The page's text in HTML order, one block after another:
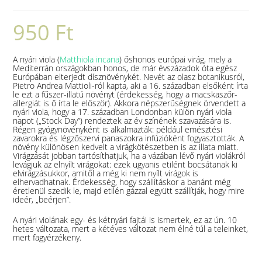
950 Ft
A nyári viola (Matthiola incana) őshonos európai virág, mely a
Mediterrán országokban honos, de már évszázadok óta egész
Európában elterjedt dísznövénykét. Nevét az olasz botanikusról,
Pietro Andrea Mattioli-ról kapta, aki a 16. században elsőként írta
le ezt a fűszer-illatú növényt (érdekesség, hogy a macskaszőr-
allergiát is ő írta le először). Akkora népszerűségnek örvendett a
nyári viola, hogy a 17. században Londonban külön nyári viola
napot („Stock Day”) rendeztek az év színének szavazására is.
Régen gyógynövényként is alkalmazták: például emésztési
zavarokra és légzőszervi panaszokra infúzióként fogyasztották. A
növény különösen kedvelt a virágkötészetben is az illata miatt.
Virágzását jobban tartósíthatjuk, ha a vázában lévő nyári violákról
levágjuk az elnyílt virágokat: ezek ugyanis etilént bocsátanak ki
elvirágzásukkor, amitől a még ki nem nyílt virágok is
elhervadhatnak. Érdekesség, hogy szállításkor a banánt még
éretlenül szedik le, majd etilén gázzal együtt szállítják, hogy mire
ideér, „beérjen”.
A nyári violának egy- és kétnyári fajtái is ismertek, ez az ún. 10
hetes változata, mert a kétéves változat nem élné túl a teleinket,
mert fagyérzékeny.